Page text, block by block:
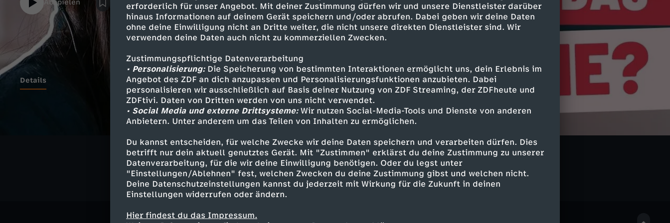
erforderlich für unser Angebot. Mit deiner Zustimmung dürfen wir und unsere Dienstleister darüber
hinaus Informationen auf deinem Gerät speichern und/oder abrufen. Dabei geben wir deine Daten
ohne deine Einwilligung nicht an Dritte weiter, die nicht unsere direkten Dienstleister sind. Wir
verwenden deine Daten auch nicht zu kommerziellen Zwecken.
Zustimmungspflichtige Datenverarbeitung
• Personalisierung:Die Speicherung von bestimmten Interaktionen ermöglicht uns, dein Erlebnis im
Angebot des ZDF an dich anzupassen und Personalisierungsfunktionen anzubieten. Dabei
personalisieren wir ausschließlich auf Basis deiner Nutzung von ZDF Streaming, der ZDFheute und
ZDFtivi. Daten von Dritten werden von uns nicht verwendet.
• Social Media und externe Drittsysteme:Wir nutzen Social-Media-Tools und Dienste von anderen
Anbietern. Unter anderem um das Teilen von Inhalten zu ermöglichen.
Du kannst entscheiden, für welche Zwecke wir deine Daten speichern und verarbeiten dürfen. Dies
betrifft nur dein aktuell genutztes Gerät. Mit "Zustimmen" erklärst du deine Zustimmung zu unserer
Datenverarbeitung, für die wir deine Einwilligung benötigen. Oder du legst unter
"Einstellungen/Ablehnen" fest, welchen Zwecken du deine Zustimmung gibst und welchen nicht.
Deine Datenschutzeinstellungen kannst du jederzeit mit Wirkung für die Zukunft in deinen
Einstellungen widerrufen oder ändern.
Hier findest du das Impressum.
entsprechend gute Vorschläge zu machen.Falls ihr euch über das neue
Studio wundert und es im letzten Video nicht mitbekommen habt:
@Zimmer in the making war bei uns zu Gast und hat Hazel geholfen, ein
komplettes Studio-Makeover durchzuziehen. Ist richtig schön geworden,
nicht wahr? Hier geht’s zum Tisch: https://youtu.be/iNd1_UI4F-w Und hier
erfahrt ihr, wie man die schönen Deko DIYs macht:
https://youtu.be/jkzvVaO5aTc
Abspielen
Details
Ähnliche Inhalte entdecken
Gesellschaft Explainer hintergründig $AFE